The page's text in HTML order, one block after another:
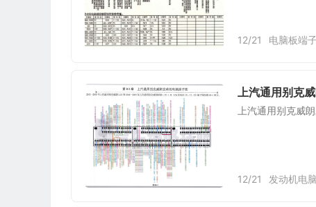
12/21 电脑板端子
上汽通用别克
上汽通用别克威
12/21 发动机电